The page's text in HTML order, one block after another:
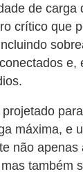
de carga
crítico que
e,
máxima, e
não
também